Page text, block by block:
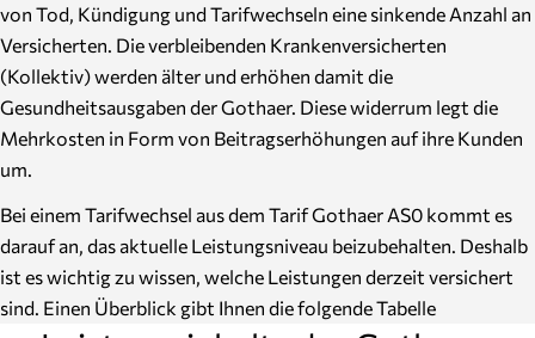
von Tod, Kündigung und Tarifwechseln eine sinkende Anzahl an
Versicherten. Die verbleibenden Krankenversicherten
(Kollektiv) werden älter und erhöhen damit die
Gesundheitsausgaben der Gothaer. Diese widerrum legt die
Mehrkosten in Form von Beitragserhöhungen auf ihre Kunden
um.
Bei einem Tarifwechsel aus dem Tarif Gothaer AS0 kommt es
darauf an, das aktuelle Leistungsniveau beizubehalten. Deshalb
ist es wichtig zu wissen, welche Leistungen derzeit versichert
sind. Einen Überblick gibt Ihnen die folgende Tabelle